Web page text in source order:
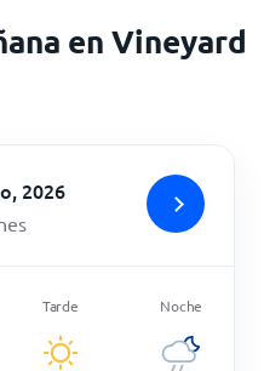
en Vineyard
2026
Tarde Noche